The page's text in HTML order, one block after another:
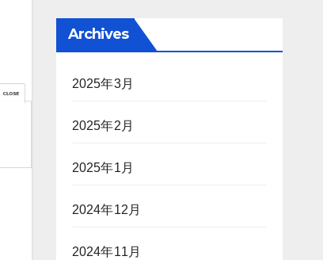
Archives
2025年3月
2025年2月
2025年1月
2024年12月
2024年11月